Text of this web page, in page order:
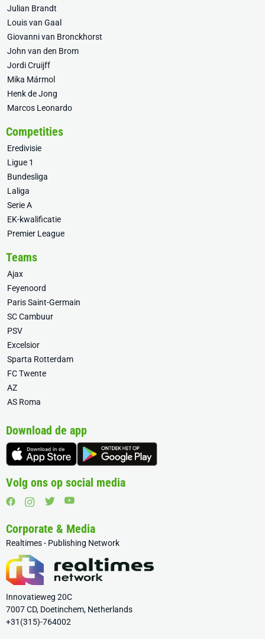
Julian Brandt
Louis van Gaal
Giovanni van Bronckhorst
John van den Brom
Jordi Cruijff
Mika Mármol
Henk de Jong
Marcos Leonardo
Competities
Eredivisie
Ligue 1
Bundesliga
Laliga
Serie A
EK-kwalificatie
Premier League
Teams
Ajax
Feyenoord
Paris Saint-Germain
SC Cambuur
PSV
Excelsior
Sparta Rotterdam
FC Twente
AZ
AS Roma
Download de app
Volg ons op social media
Corporate & Media
Realtimes - Publishing Network
Innovatieweg 20C
7007 CD, Doetinchem, Netherlands
+31(315)-764002